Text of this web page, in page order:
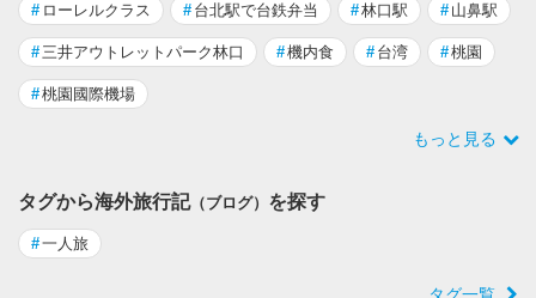
# ローレルクラス # 台北駅で台鉄弁当 #林口駅 # 山鼻駅
#三井アウトレットパーク林口 #機内食 # 台湾 #桃園
#桃園國際機場
もっと見る
タグから海外旅行記（ブログ） を探す
#一人旅